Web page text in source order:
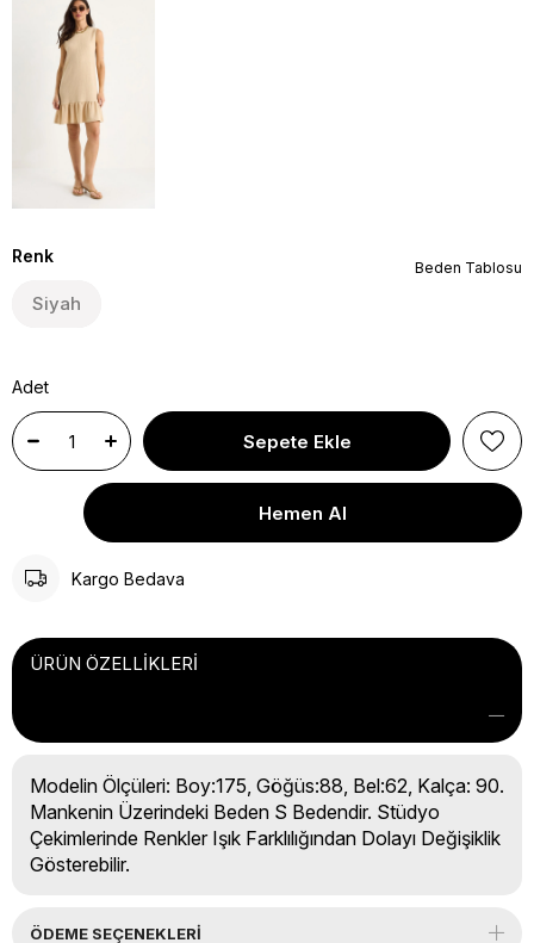
Renk
Siyah
Beden Tablosu
Adet
Kargo Bedava
ÜRÜN ÖZELLIKLERI
Modelin Ölçüleri: Boy:175, Göğüs:88, Bel:62, Kalça: 90.
Mankenin Üzerindeki Beden S Bedendir. Stüdyo
Çekimlerinde Renkler Işık Farklılığından Dolayı Değişiklik
Gösterebilir.
ÖDEME SEÇENEKLERI